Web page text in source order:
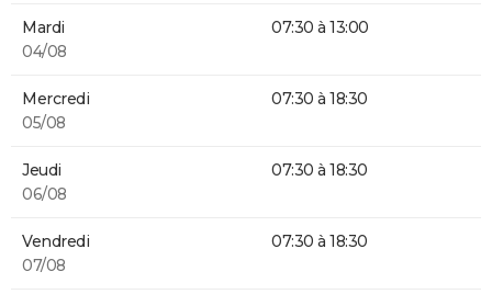
Mardi
04/08
07:30 à 13:00
Mercredi
05/08
07:30 à 18:30
Jeudi
06/08
07:30 à 18:30
Vendredi
07/08
07:30 à 18:30